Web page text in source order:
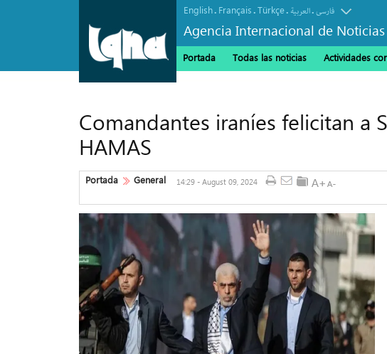
English. Français.Türkçe. العربیة.فارسی
Agencia Internacional de
Portada Todas las noticias Actividades
Comandantes iraníes felicitan a
HAMAS
Portada General
14:29 - August 09, 2024